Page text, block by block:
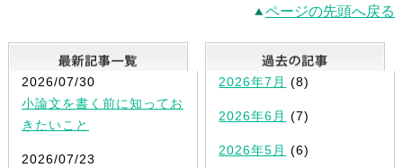
ページの先頭へ戻る
最新記事一覧
2026/07/30
小論文を書く前に知ってお
きたいこと
2026/07/23
2026年7月 (8)
2026年6月 (7)
2026年5月 (6)